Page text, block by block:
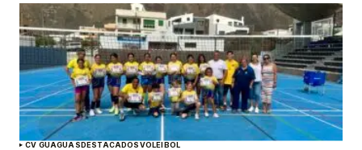
CV GUAGUASDESTACADOSVOLEIBOL